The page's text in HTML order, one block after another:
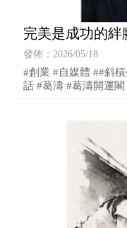
完美是成功的絆
發佈：2026/05/18
#創業 #自媒體 ##斜
話 #葛濤 #葛濤開運閣